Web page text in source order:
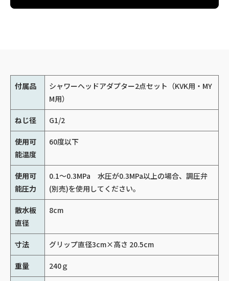
付属品
シャワーヘッドアダプター2点セット（KVK用・MY
M用）
ねじ径 G1/2
使用可
能温度
60度以下
使用可
能圧力
0.1～0.3MPa 水圧が0.3MPa以上の場合、調圧弁
(別売)を使用してください。
散水板
直径
8cm
寸法 グリップ直径3cm×高さ 20.5cm
重量 240ｇ